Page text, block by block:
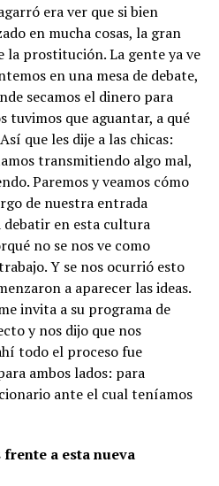
era ver que si bien
en mucha cosas, la gran
la prostitución. La gente ya ve
en una mesa de debate,
secamos el dinero para
tuvimos que aguantar, a qué
que les dije a las chicas:
transmitiendo algo mal,
Paremos y veamos cómo
de nuestra entrada
debatir en esta cultura
no se nos ve como
Y se nos ocurrió esto
a aparecer las ideas.
invita a su programa de
y nos dijo que nos
todo el proceso fue
ambos lados: para
ante el cual teníamos
a esta nueva